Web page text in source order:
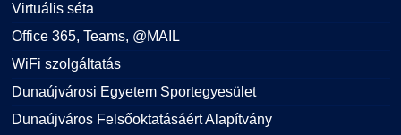
Virtuális séta
Office 365, Teams, @MAIL
WiFi szolgáltatás
Dunaújvárosi Egyetem Sportegyesület
Dunaújváros Felsőoktatásáért Alapítvány